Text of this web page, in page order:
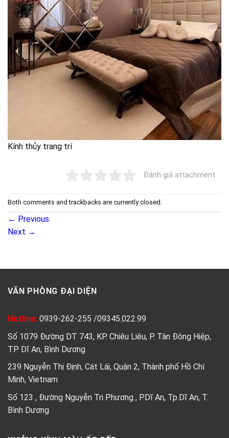
Kính thủy trang trí
Đánh giá attachment
Both comments and trackbacks are currently closed.
← Previous
Next →
VĂN PHÒNG ĐẠI DIỆN
Hotline: 0939-262-255 /09345.022.99
Số 1079 Đường DT 743, KP. Chiêu Liêu, P. Tân Đông Hiệp,
TP. Dĩ An, Bình Dương
239 Nguyễn Thị Định, Cát Lái, Quận 2, Thành phố Hồ Chí
Minh, Vietnam
Số 123 , Đường Nguyễn Tri Phương , P.Dĩ An, Tp.Dĩ An, T.
Bình Dương